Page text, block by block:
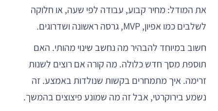
את המודל: מחיר קבוע, עבודה לפי שעה, או חלוקה
לשלבים כמו אפיון, MVP, גרסה ראשונה ושדרוגים.
חשוב במיוחד להבהיר מה נחשב שינוי מהותי. האם
תוספת מסך חדש כלולה. מה קורה אם רוצים לשנות
זרימה. איך מתמחרים בקשות שנולדות באמצע. זה
נשמע בירוקרטי, אבל זה מה שמונע פיצוצים בהמשך.